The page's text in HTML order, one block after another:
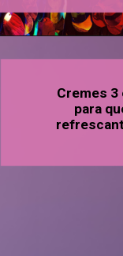
Cremes 3
para